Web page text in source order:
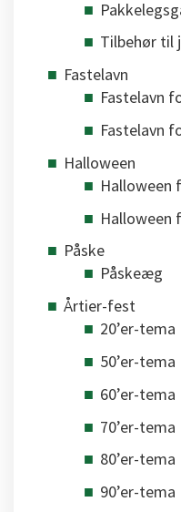
Tilbehør til
Fastelavn
Fastelavn
Fastelavn
Halloween
Halloween
Halloween
Påske
Påskeæg
Årtier-fest
20’er-tema
50’er-tema
60’er-tema
70’er-tema
80’er-tema
90’er-tema